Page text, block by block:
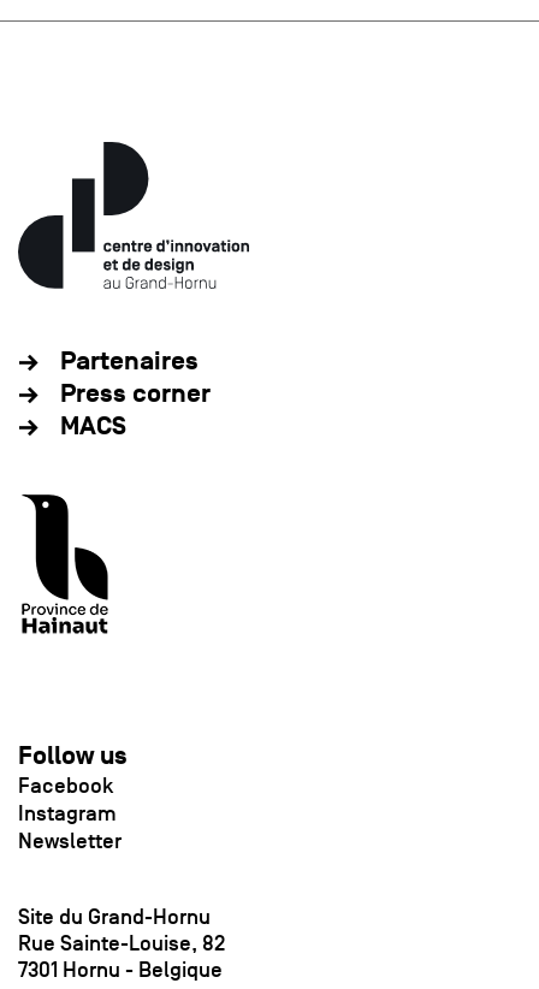
Partenaires
Press corner
MACS
Follow us
Facebook
Instagram
Newsletter
Site du Grand-Hornu
Rue Sainte-Louise, 82
7301 Hornu - Belgique